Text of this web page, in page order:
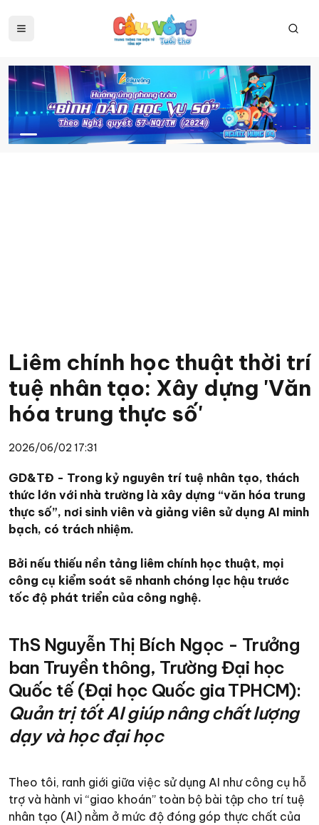
Liêm chính học thuật thời trí
tuệ nhân tạo: Xây dựng 'Văn
hóa trung thực số'
2026/06/02 17:31
GD&TĐ - Trong kỷ nguyên trí tuệ nhân tạo, thách
thức lớn với nhà trường là xây dựng “văn hóa trung
thực số”, nơi sinh viên và giảng viên sử dụng AI minh
bạch, có trách nhiệm.
Bởi nếu thiếu nền tảng liêm chính học thuật, mọi
công cụ kiểm soát sẽ nhanh chóng lạc hậu trước
tốc độ phát triển của công nghệ.
ThS Nguyễn Thị Bích Ngọc - Trưởng
ban Truyền thông, Trường Đại học
Quốc tế (Đại học Quốc gia TPHCM):
Quản trị tốt AI giúp nâng chất lượng
dạy và học đại học
Theo tôi, ranh giới giữa việc sử dụng AI như công cụ hỗ
trợ và hành vi “giao khoán” toàn bộ bài tập cho trí tuệ
nhân tạo (AI) nằm ở mức độ đóng góp thực chất của